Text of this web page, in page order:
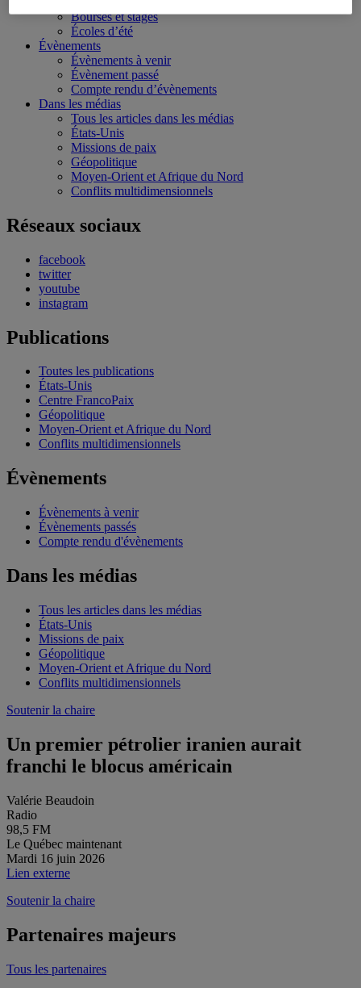
Bourses et stages
Écoles d’été
Évènements
Évènements à venir
Évènement passé
Compte rendu d’évènements
Dans les médias
Tous les articles dans les médias
États-Unis
Missions de paix
Géopolitique
Moyen-Orient et Afrique du Nord
Conflits multidimensionnels
Réseaux sociaux
facebook
twitter
youtube
instagram
Publications
Toutes les publications
États-Unis
Centre FrancoPaix
Géopolitique
Moyen-Orient et Afrique du Nord
Conflits multidimensionnels
Évènements
Évènements à venir
Évènements passés
Compte rendu d'évènements
Dans les médias
Tous les articles dans les médias
États-Unis
Missions de paix
Géopolitique
Moyen-Orient et Afrique du Nord
Conflits multidimensionnels
Soutenir la chaire
Un premier pétrolier iranien aurait
franchi le blocus américain
Valérie Beaudoin
Radio
98,5 FM
Le Québec maintenant
Mardi 16 juin 2026
Lien externe
Soutenir la chaire
Partenaires majeurs
Tous les partenaires